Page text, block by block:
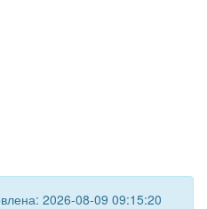
2026-08-09 09:15:20